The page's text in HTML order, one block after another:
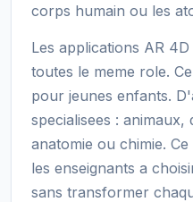
corps humain ou les
Les applications AR
toutes le meme role.
pour jeunes enfants.
specialisees : animaux,
anatomie ou chimie.
les enseignants a
sans transformer